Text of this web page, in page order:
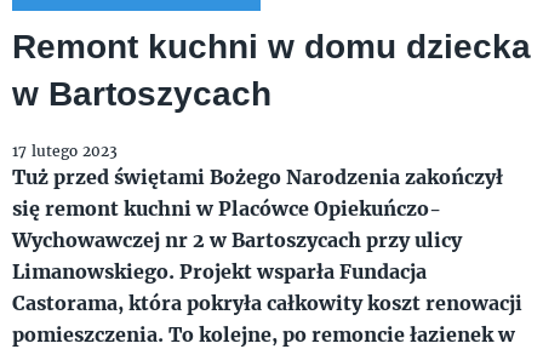
Remont kuchni w domu dziecka
w Bartoszycach
17 lutego 2023
Tuż przed świętami Bożego Narodzenia zakończył
się remont kuchni w Placówce Opiekuńczo-
Wychowawczej nr 2 w Bartoszycach przy ulicy
Limanowskiego. Projekt wsparła Fundacja
Castorama, która pokryła całkowity koszt renowacji
pomieszczenia. To kolejne, po remoncie łazienek w